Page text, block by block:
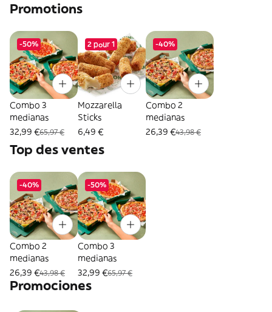
Promotions
-50%
Combo 3
medianas
32,99 €65,97 €
2 pour 1
Mozzarella
Sticks
6,49 €
-40%
Combo 2
medianas
26,39 €43,98 €
Top des ventes
-40%
Combo 2
medianas
26,39 €43,98 €
-50%
Combo 3
medianas
32,99 €65,97 €
Promociones